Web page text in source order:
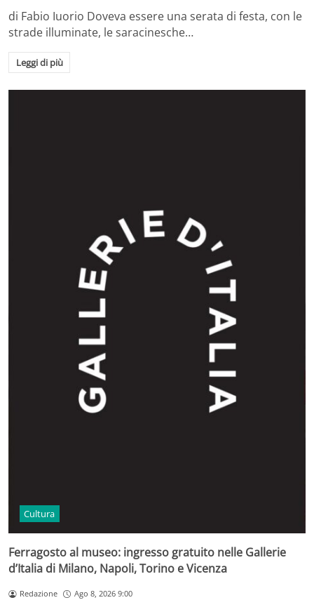
di Fabio Iuorio Doveva essere una serata di festa, con le
strade illuminate, le saracinesche…
Leggi di più
Cultura
Ferragosto al museo: ingresso gratuito nelle Gallerie
d’Italia di Milano, Napoli, Torino e Vicenza
Redazione Ago 8, 2026 9:00